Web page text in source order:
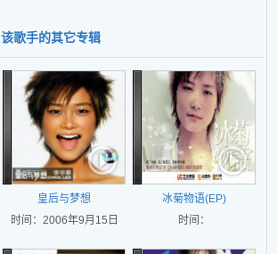
该歌手的其它专辑
皇后与梦想
时间：2006年9月15日
冰菊物语(EP)
时间：